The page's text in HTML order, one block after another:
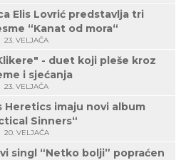
Elis Lovrić predstavlja tri
“Kanat od mora“
23. VELJAČA
- duet koji pleše kroz
i sjećanja
23. VELJAČA
Heretics imaju novi album
Sinners“
20. VELJAČA
singl “Netko bolji” popraćen